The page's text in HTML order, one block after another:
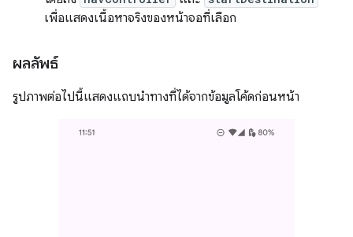
เพื่อแสดงเนื้อหาจริงของหน้าจอที่เลือก
ผลลัพธ์
รูปภาพต่อไปนี้แสดงแถบนำทางที่ได้จากข้อมูลโค้ดก่อนหน้า